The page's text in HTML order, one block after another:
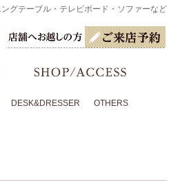
グテーブル・テレビボード・ソファーなど
DESK&DRESSER OTHERS